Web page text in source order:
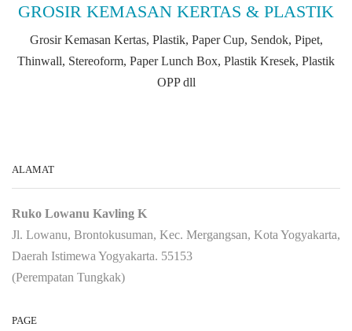
GROSIR KEMASAN KERTAS & PLASTIK
Grosir Kemasan Kertas, Plastik, Paper Cup, Sendok, Pipet,
Thinwall, Stereoform, Paper Lunch Box, Plastik Kresek, Plastik
OPP dll
ALAMAT
Ruko Lowanu Kavling K
Jl. Lowanu, Brontokusuman, Kec. Mergangsan, Kota Yogyakarta,
Daerah Istimewa Yogyakarta. 55153
(Perempatan Tungkak)
PAGE